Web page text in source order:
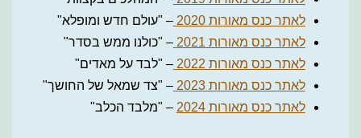
לאתר כנס מאורות 2020
– "עולם חדש ומופלא"
לאתר כנס מאורות 2021
– "כולנו ממש בסדר"
לאתר כנס מאורות 2022
– "לבד על מאדים"
לאתר כנס מאורות 2023
– "צד שמאל של החושך"
לאתר כנס מאורות 2024
– "מלבד הכלב"